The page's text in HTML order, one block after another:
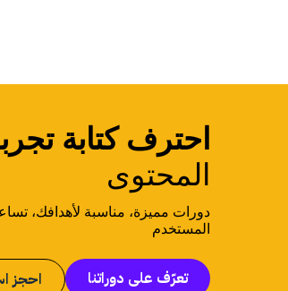
احترف كتابة
المحتوى
دورات مميزة، مناسبة لأهدافك،
المستخدم
تعرّف على دوراتنا احجز